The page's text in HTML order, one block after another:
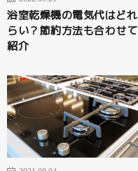
浴室乾燥機の電気代はどれ
らい？節約方法も合わせ
紹介